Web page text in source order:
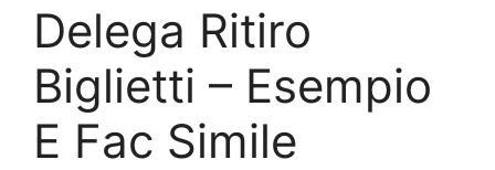
Delega Ritiro
Biglietti – Esempio
E Fac Simile